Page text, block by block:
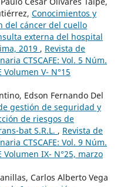
Conocimientos y
del cáncer del cuello
externa del hospital
2019 , Revista de
CTSCAFE: Vol. 5 Núm.
Volumen V- N°15
Edson Fernando Del
gestión de seguridad y
de riesgos de
bat S.R.L. , Revista de
CTSCAFE: Vol. 9 Núm.
Volumen IX- N°25, marzo
Carlos Alberto Vega